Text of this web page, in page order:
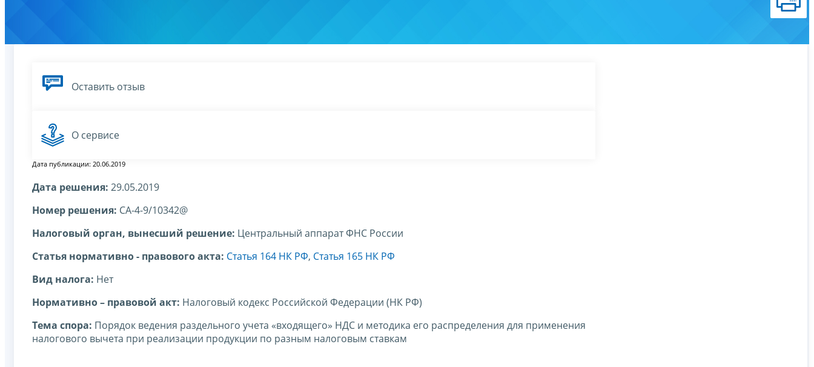
Оставить отзыв
О сервисе
Дата публикации: 20.06.2019
Дата решения: 29.05.2019
Номер решения: СА-4-9/10342@
Налоговый орган, вынесший решение: Центральный аппарат ФНС России
Статья нормативно - правового акта: Статья 164 НК РФ, Статья 165 НК РФ
Вид налога: Нет
Нормативно – правовой акт: Налоговый кодекс Российской Федерации (НК РФ)
Тема спора: Порядок ведения раздельного учета «входящего» НДС и методика его распределения для применения
налогового вычета при реализации продукции по разным налоговым ставкам